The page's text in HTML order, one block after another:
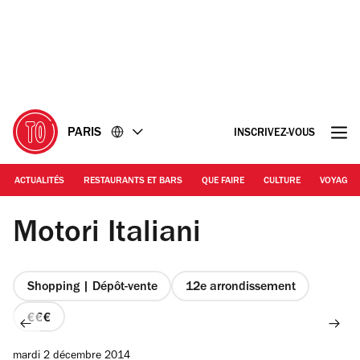
PARIS INSCRIVEZ-VOUS
ACTUALITÉS RESTAURANTS ET BARS QUE FAIRE CULTURE VOYAGE
© Céline Astorg
Motori Italiani
Shopping | Dépôt-vente 12e arrondissement
prix
mardi 2 décembre 2014